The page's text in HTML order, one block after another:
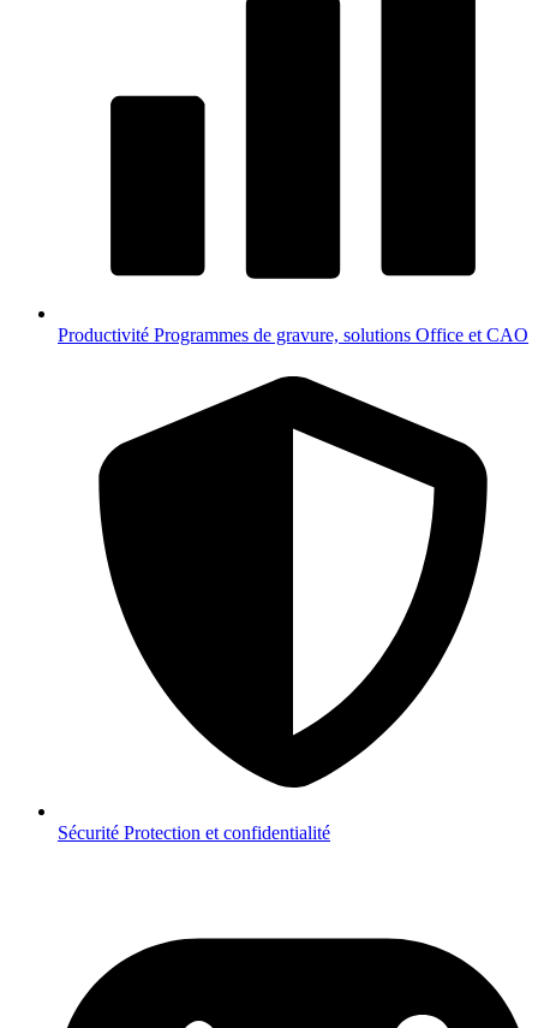
Productivité Programmes de gravure, solutions Office et CAO
Sécurité Protection et confidentialité